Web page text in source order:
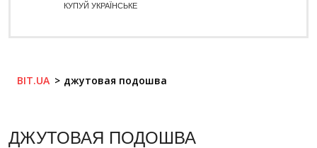
КУПУЙ УКРАЇНСЬКЕ
BIT.UA джутовая подошва
ДЖУТОВАЯ ПОДОШВА